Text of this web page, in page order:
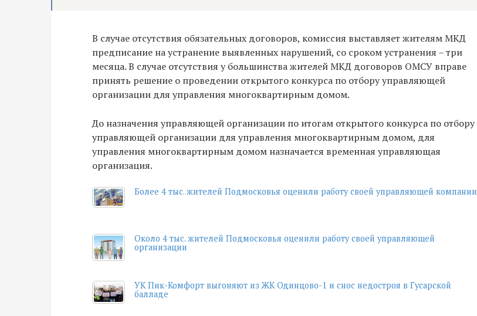
В случае отсутствия обязательных договоров, комиссия выставляет жителям МКД
предписание на устранение выявленных нарушений, со сроком устранения – три
месяца. В случае отсутствия у большинства жителей МКД договоров ОМСУ вправе
принять решение о проведении открытого конкурса по отбору управляющей
организации для управления многоквартирным домом.
До назначения управляющей организации по итогам открытого конкурса по отбору
управляющей организации для управления многоквартирным домом, для
управления многоквартирным домом назначается временная управляющая
организация.
Более 4 тыс. жителей Подмосковья оценили работу своей управляющей компании
Около 4 тыс. жителей Подмосковья оценили работу своей управляющей
организации
УК Пик-Комфорт выгоняют из ЖК Одинцово-1 и снос недостроя в Гусарской
балладе